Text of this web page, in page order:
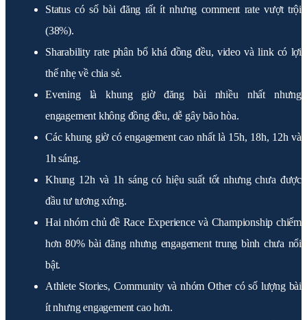
Status có số bài đăng rất ít nhưng comment rate vượt trội
(38%).
Sharability rate phân bổ khá đồng đều, video và link có lợi
thế nhẹ về chia sẻ.
Evening là khung giờ đăng bài nhiều nhất nhưng
engagement không đồng đều, dễ gây bão hòa.
Các khung giờ có engagement cao nhất là 15h, 18h, 12h và
1h sáng.
Khung 12h và 1h sáng có hiệu suất tốt nhưng chưa được
đầu tư tương xứng.
Hai nhóm chủ đề Race Experience và Championship chiếm
hơn 80% bài đăng nhưng engagement trung bình chưa nổi
bật.
Athlete Stories, Community và nhóm Other có số lượng bài
ít nhưng engagement cao hơn.